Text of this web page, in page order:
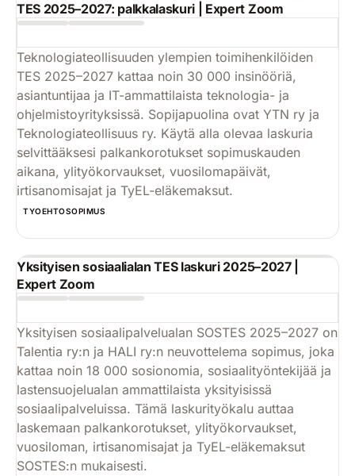
TES 2025–2027: palkkalaskuri | Expert Zoom
Teknologiateollisuuden ylempien toimihenkilöiden
TES 2025–2027 kattaa noin 30 000 insinööriä,
asiantuntijaa ja IT-ammattilaista teknologia- ja
ohjelmistoyrityksissä. Sopijapuolina ovat YTN ry ja
Teknologiateollisuus ry. Käytä alla olevaa laskuria
selvittääksesi palkankorotukset sopimuskauden
aikana, ylityökorvaukset, vuosilomapäivät,
irtisanomisajat ja TyEL-eläkemaksut.
TYOEHTOSOPIMUS
Yksityisen sosiaalialan TES laskuri 2025–2027 |
Expert Zoom
Yksityisen sosiaalipalvelualan SOSTES 2025–2027 on
Talentia ry:n ja HALI ry:n neuvottelema sopimus, joka
kattaa noin 18 000 sosionomia, sosiaalityöntekijää ja
lastensuojelualan ammattilaista yksityisissä
sosiaalipalveluissa. Tämä laskurityökalu auttaa
laskemaan palkankorotukset, ylityökorvaukset,
vuosiloman, irtisanomisajat ja TyEL-eläkemaksut
SOSTES:n mukaisesti.